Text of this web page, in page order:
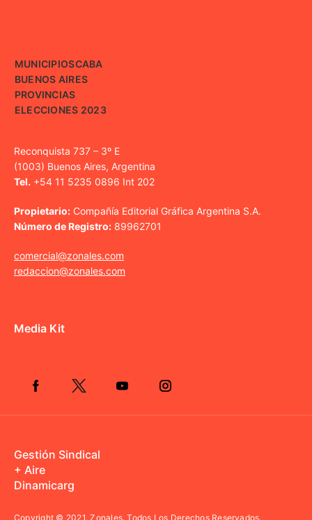
MUNICIPIOSCABA
BUENOS AIRES
PROVINCIAS
ELECCIONES 2023
Reconquista 737 – 3º E
(1003) Buenos Aires, Argentina
Tel. +54 11 5235 0896 Int 202
Propietario: Compañía Editorial Gráfica Argentina S.A.
Número de Registro: 89962701
comercial@zonales.com
redaccion@zonales.com
Media Kit
Gestión Sindical
+ Aire
Dinamicarg
Copyright © 2021.Zonales. Todos Los Derechos Reservados.